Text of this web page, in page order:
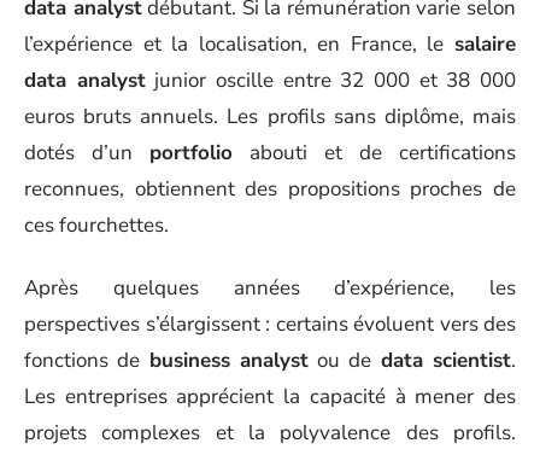
data analystdébutant. Si la rémunération varie selon
l’expérience et la localisation, en France, le salaire
data analystjunior oscille entre 32 000 et 38 000
euros bruts annuels. Les profils sans diplôme, mais
dotés d’un portfolio abouti et de certifications
reconnues, obtiennent des propositions proches de
ces fourchettes.
Après quelques années d’expérience, les
perspectives s’élargissent : certains évoluent vers des
fonctions de business analystou de data scientist.
Les entreprises apprécient la capacité à mener des
projets complexes et la polyvalence des profils.